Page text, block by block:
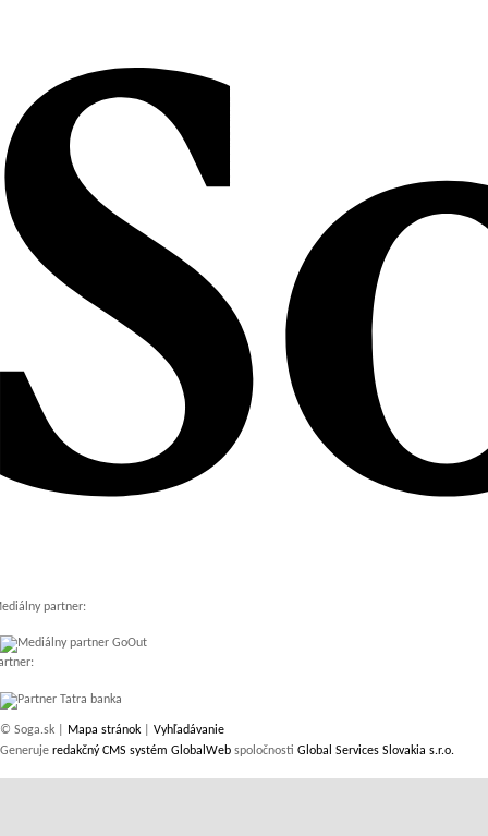
partner:
© Soga.sk | Mapa stránok
Vyhľadávanie
Generuje redakčný CMS systém GlobalWeb spoločnosti Global Services Slovakia s.r.o.